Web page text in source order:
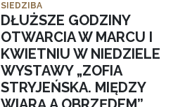
SIEDZIBA
DŁUŻSZE GODZINY
OTWARCIA W MARCU I
KWIETNIU W NIEDZIELE
WYSTAWY „ZOFIA
STRYJEŃSKA. MIĘDZY